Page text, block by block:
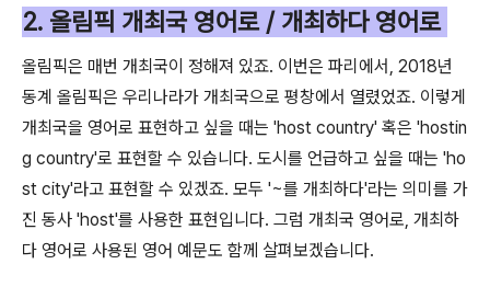
2. 올림픽 개최국 영어로 / 개최하다 영어로
올림픽은 매번 개최국이 정해져 있죠. 이번은 파리에서, 2018년
동계 올림픽은 우리나라가 개최국으로 평창에서 열렸었죠. 이렇게
개최국을 영어로 표현하고 싶을 때는 'host country' 혹은 'hostin
g country'로 표현할 수 있습니다. 도시를 언급하고 싶을 때는 'ho
st city'라고 표현할 수 있겠죠. 모두 '~를 개최하다'라는 의미를 가
진 동사 'host'를 사용한 표현입니다. 그럼 개최국 영어로, 개최하
다 영어로 사용된 영어 예문도 함께 살펴보겠습니다.